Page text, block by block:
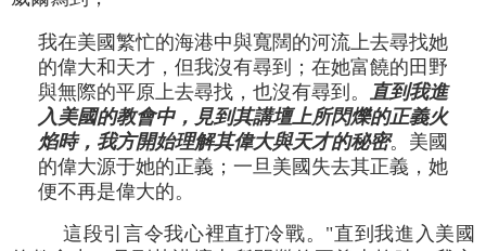
我在美國繁忙的海港中與寬闊的河流上去尋找她
的偉大和天才，但我沒有尋到；在她富饒的田野
與無際的平原上去尋找，也沒有尋到。 直到我進
入美國的教會中，見到其講壇上所閃爍的正義火
焰時，我方開始理解其偉大與天才的秘密。美國
的偉大源于她的正義；一旦美國失去其正義，她
便不再是偉大的。
這段引言令我心裡直打冷戰。"直到我進入美國